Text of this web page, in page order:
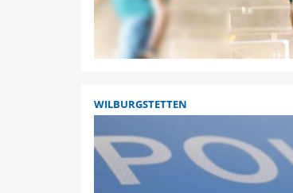
WILBURGSTETTEN